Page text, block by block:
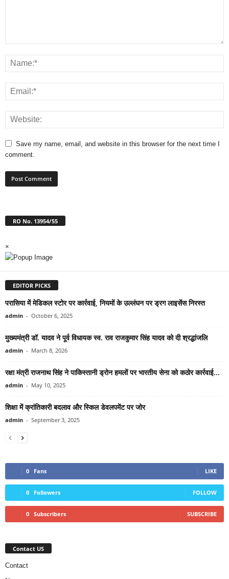
Save my name, email, and website in this browser for the next time I
comment.
RO No. 13954/55
×
EDITOR PICKS
परासिया में मेडिकल स्टोर पर कार्रवाई, नियमों के उल्लंघन पर ड्रग लाइसेंस निरस्त
admin - October 6, 2025
मुख्यमंत्री डॉ. यादव ने पूर्व विधायक स्व. राव राजकुमार सिंह यादव को दी श्रद्धांजलि
admin - March 8, 2026
रक्षा मंत्री राजनाथ सिंह ने पाकिस्तानी ड्रोन हमलों पर भारतीय सेना को कठोर कार्रवाई...
admin - May 10, 2025
शिक्षा में क्रांतिकारी बदलाव और स्किल डेवलपमेंट पर जोर
admin - September 3, 2025
0 Fans LIKE
0 Followers FOLLOW
0 Subscribers SUBSCRIBE
Contact US
Contact